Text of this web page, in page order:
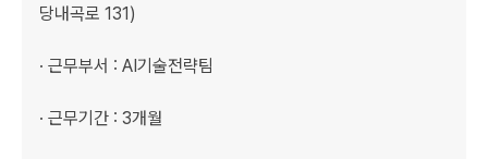
당내곡로 131)
· 근무부서 : AI기술전략팀
· 근무기간 : 3개월